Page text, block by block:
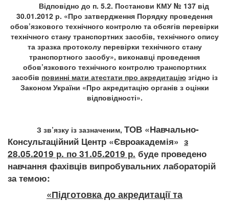
Відповідно до п. 5.2. Постанови КМУ № 137 від
30.01.2012 р. «Про затвердження Порядку проведення
обов’язкового технічного контролю та обсягів перевірки
технічного стану транспортних засобів, технічного опису
та зразка протоколу перевірки технічного стану
транспортного засобу», виконавці проведення
обов’язкового технічного контролю транспортних
засобів повинні мати атестати про акредитаціюзгідно із
Законом України «Про акредитацію органів з оцінки
відповідності».
З зв’язку із зазначеним, ТОВ «Навчально-
Консультаційний Центр «Євроакадемія» з
28.05.2019 р. по 31.05.2019 р. буде проведено
навчання фахівців випробувальних лабораторій
за темою:
«Підготовка до акредитації та